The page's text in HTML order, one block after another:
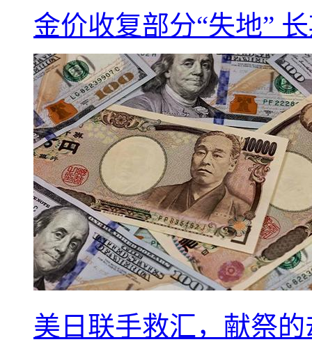
金价收复部分“失地”
美日联手救汇，献祭